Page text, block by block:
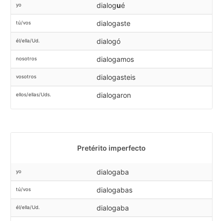
yo dialogué
tú/vos dialogaste
él/ella/Ud. dialogó
nosotros dialogamos
vosotros dialogasteis
ellos/ellas/Uds. dialogaron
Pretérito imperfecto
yo dialogaba
tú/vos dialogabas
él/ella/Ud. dialogaba